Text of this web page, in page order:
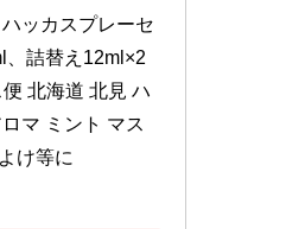
ッカスプレーセ
、詰替え12ml×2
北海道 北見 ハ
マ ミント マス
け等に